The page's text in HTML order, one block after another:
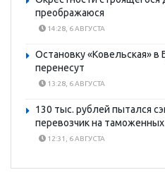
преображаюся
14:28, 6 АВГУСТА
Остановку «Ковельская» в
перенесут
13:28, 6 АВГУСТА
130 тыс. рублей пытался
перевозчик на
12:31, 6 АВГУСТА